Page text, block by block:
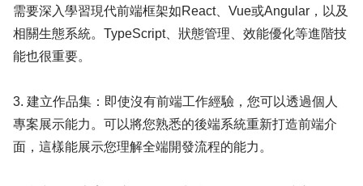
需要深入學習現代前端框架如React、Vue或Angular，以及
相關生態系統。TypeScript、狀態管理、效能優化等進階技
能也很重要。
3. 建立作品集：即使沒有前端工作經驗，您可以透過個人
專案展示能力。可以將您熟悉的後端系統重新打造前端介
面，這樣能展示您理解全端開發流程的能力。